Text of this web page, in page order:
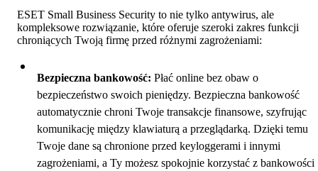
ESET Small Business Security to nie tylko antywirus, ale
kompleksowe rozwiązanie, które oferuje szeroki zakres funkcji
chroniących Twoją firmę przed różnymi zagrożeniami:
Bezpieczna bankowość: Płać online bez obaw o
bezpieczeństwo swoich pieniędzy. Bezpieczna bankowość
automatycznie chroni Twoje transakcje finansowe, szyfrując
komunikację między klawiaturą a przeglądarką. Dzięki temu
Twoje dane są chronione przed keyloggerami i innymi
zagrożeniami, a Ty możesz spokojnie korzystać z bankowości